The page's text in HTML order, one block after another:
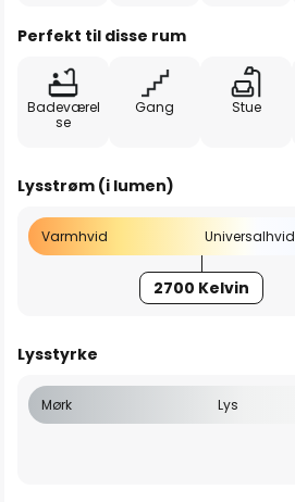
Perfekt til disse rum
Badeværel
se
Gang Stue
Lysstrøm (i lumen)
Varmhvid Universalhvid
2700 Kelvin
Lysstyrke
Mørk Lys